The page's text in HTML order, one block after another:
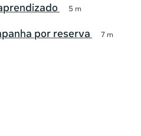
5 m
por reserva 7 m